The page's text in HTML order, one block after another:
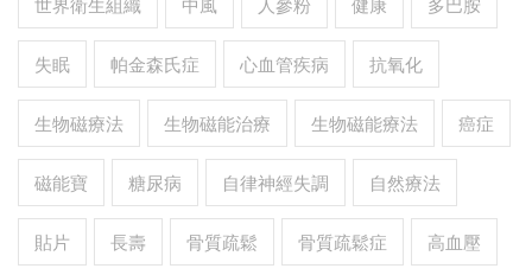
世界衛生組織 中風 人參粉 健康 多巴胺
失眠 帕金森氏症 心血管疾病 抗氧化
生物磁療法 生物磁能治療 生物磁能療法 癌症
磁能寶 糖尿病 自律神經失調 自然療法
貼片 長壽 骨質疏鬆 骨質疏鬆症 高血壓